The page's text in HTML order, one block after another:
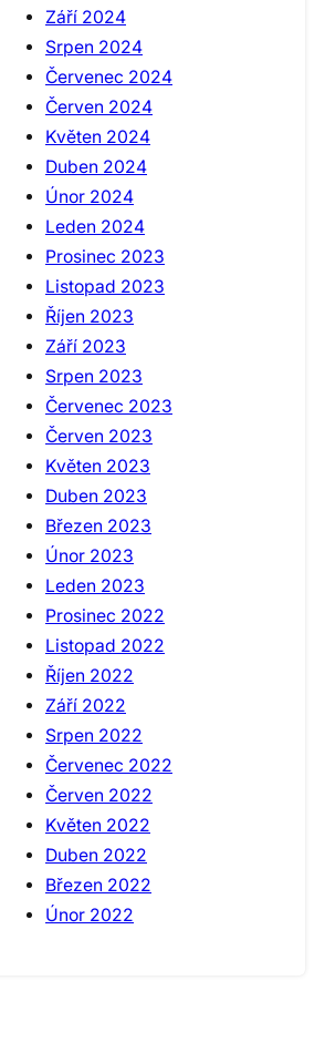
Září 2024
Srpen 2024
Červenec 2024
Červen 2024
Květen 2024
Duben 2024
Únor 2024
Leden 2024
Prosinec 2023
Listopad 2023
Říjen 2023
Září 2023
Srpen 2023
Červenec 2023
Červen 2023
Květen 2023
Duben 2023
Březen 2023
Únor 2023
Leden 2023
Prosinec 2022
Listopad 2022
Říjen 2022
Září 2022
Srpen 2022
Červenec 2022
Červen 2022
Květen 2022
Duben 2022
Březen 2022
Únor 2022